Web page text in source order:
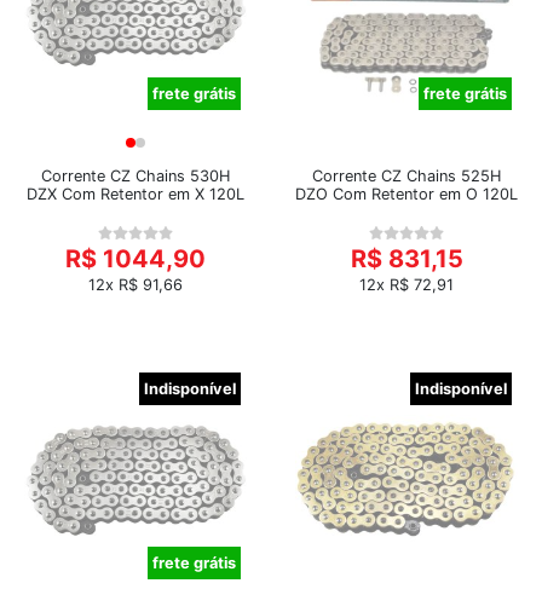
frete grátis
Corrente CZ Chains 530H
DZX Com Retentor em X 120L
R$ 1044,90
12x R$ 91,66
frete grátis
Corrente CZ Chains 525H
DZO Com Retentor em O 120L
R$ 831,15
12x R$ 72,91
Indisponível
frete grátis
Indisponível